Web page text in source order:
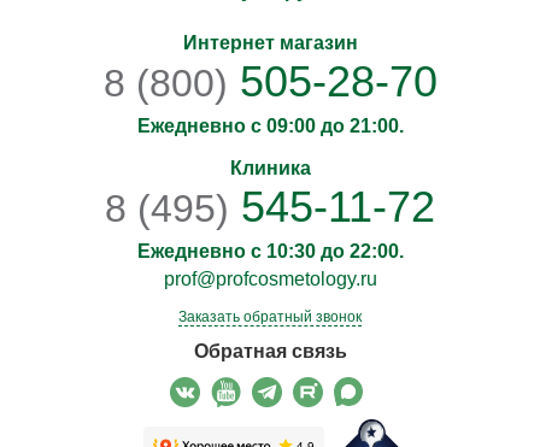
Интернет магазин
8 (800) 505-28-70
Ежедневно с 09:00 до 21:00.
Клиника
8 (495) 545-11-72
Ежедневно с 10:30 до 22:00.
prof@profcosmetology.ru
Заказать обратный звонок
Обратная связь